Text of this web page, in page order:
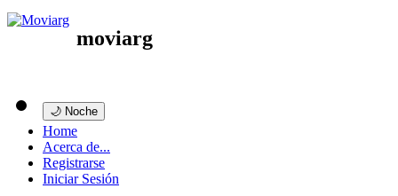
moviarg
🌙 Noche
Home
Acerca de...
Registrarse
Iniciar Sesión